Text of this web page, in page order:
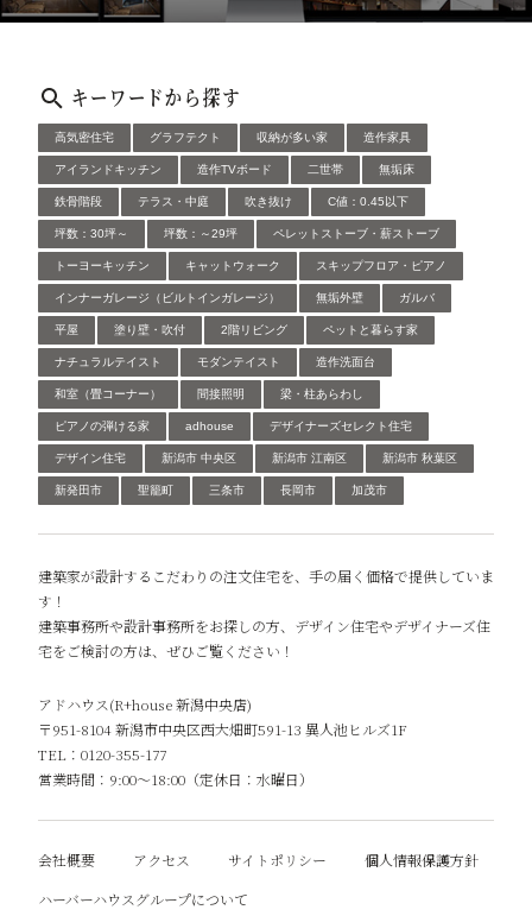
キーワードから探す
高気密住宅 グラフテクト 収納が多い家 造作家具
アイランドキッチン 造作TVボード 二世帯 無垢床
鉄骨階段 テラス・中庭 吹き抜け C値：0.45以下
坪数：30坪～ 坪数：～29坪 ペレットストーブ・薪ストーブ
トーヨーキッチン キャットウォーク スキップフロア・ピアノ
インナーガレージ（ビルトインガレージ） 無垢外壁 ガルバ
平屋 塗り壁・吹付 2階リビング ペットと暮らす家
ナチュラルテイスト モダンテイスト 造作洗面台
和室（畳コーナー） 間接照明 梁・柱あらわし
ピアノの弾ける家 adhouse デザイナーズセレクト住宅
デザイン住宅 新潟市 中央区 新潟市 江南区 新潟市 秋葉区
新発田市 聖籠町 三条市 長岡市 加茂市
建築家が設計するこだわりの注文住宅を、手の届く価格で提供していま
す！
建築事務所や設計事務所をお探しの方、デザイン住宅やデザイナーズ住
宅をご検討の方は、ぜひご覧ください！
アドハウス(R+house 新潟中央店)
〒951-8104 新潟市中央区西大畑町591-13 異人池ヒルズ1F
TEL：0120-355-177
営業時間：9:00～18:00（定休日：水曜日）
会社概要 アクセス サイトポリシー
個人情報保護方針
ハーバーハウスグループについて